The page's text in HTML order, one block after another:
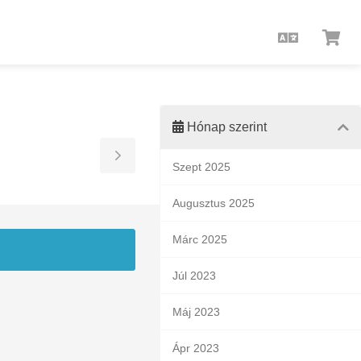
Magyar
Toggle
Sidebar
Hónap szerint
Szept 2025
Augusztus 2025
Márc 2025
Júl 2023
Máj 2023
Ápr 2023